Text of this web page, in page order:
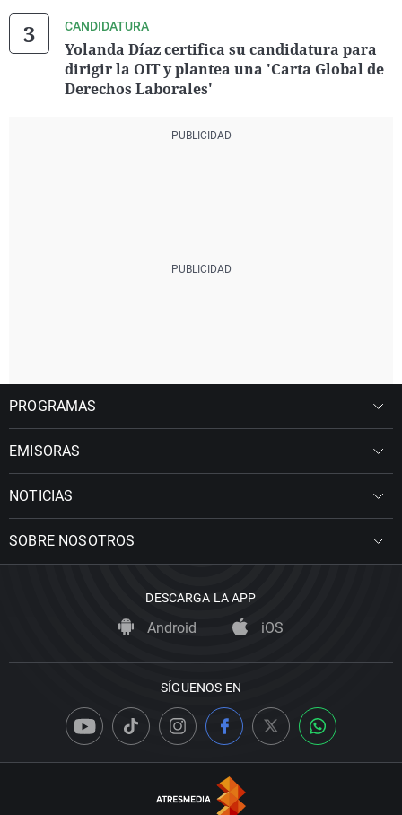
CANDIDATURA
Yolanda Díaz certifica su candidatura para
dirigir la OIT y plantea una 'Carta Global de
Derechos Laborales'
PROGRAMAS
EMISORAS
NOTICIAS
SOBRE NOSOTROS
DESCARGA LA APP
Android iOS
SÍGUENOS EN